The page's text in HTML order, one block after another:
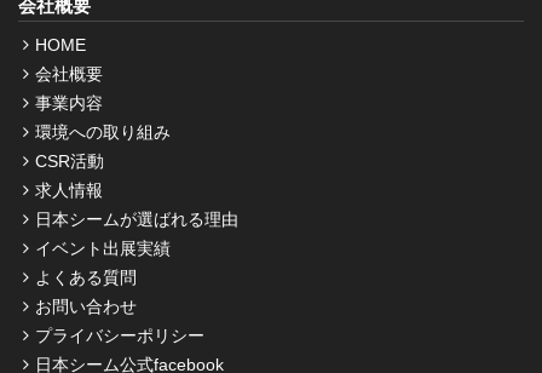
会社概要
HOME
会社概要
事業内容
環境への取り組み
CSR活動
求人情報
日本シームが選ばれる理由
イベント出展実績
よくある質問
お問い合わせ
プライバシーポリシー
日本シーム公式facebook